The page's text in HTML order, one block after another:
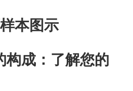
构成：了解您的